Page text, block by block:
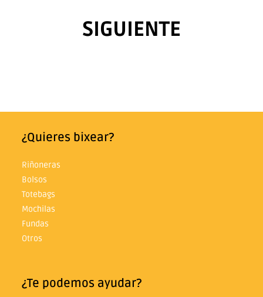
SIGUIENTE
¿Quieres bixear?
Riñoneras
Bolsos
Totebags
Mochilas
Fundas
Otros
¿Te podemos ayudar?